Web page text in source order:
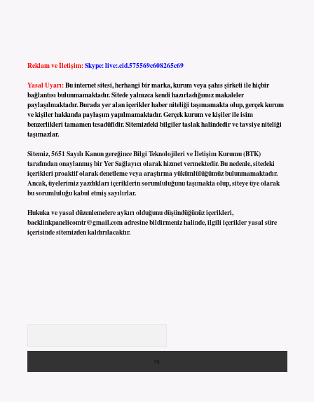
Reklam ve İletişim:Skype: live:.cid.575569c608265c69
Yasal Uyarı:Bu internet sitesi, herhangi bir marka, kurum veya şahıs şirketi ile hiçbir
bağlantısı bulunmamaktadır. Sitede yalnızca kendi hazırladığımız makaleler
paylaşılmaktadır. Burada yer alan içerikler haber niteliği taşımamakta olup, gerçek kurum
ve kişiler hakkında paylaşım yapılmamaktadır. Gerçek kurum ve kişiler ile isim
benzerlikleri tamamen tesadüfidir. Sitemizdeki bilgiler taslak halindedir ve tavsiye niteliği
taşımazlar.
Sitemiz, 5651 Sayılı Kanun gereğince Bilgi Teknolojileri ve İletişim Kurumu (BTK)
tarafından onaylanmış bir Yer Sağlayıcı olarak hizmet vermektedir. Bu nedenle, sitedeki
içerikleri proaktif olarak denetleme veya araştırma yükümlülüğümüz bulunmamaktadır.
Ancak, üyelerimiz yazdıkları içeriklerin sorumluluğunu taşımakta olup, siteye üye olarak
bu sorumluluğu kabul etmiş sayılırlar.
Hukuka ve yasal düzenlemelere aykırı olduğunu düşündüğünüz içerikleri,
backlinkpanelicomtr@gmail.comadresine bildirmeniz halinde, ilgili içerikler yasal süre
içerisinde sitemizden kaldırılacaktır.